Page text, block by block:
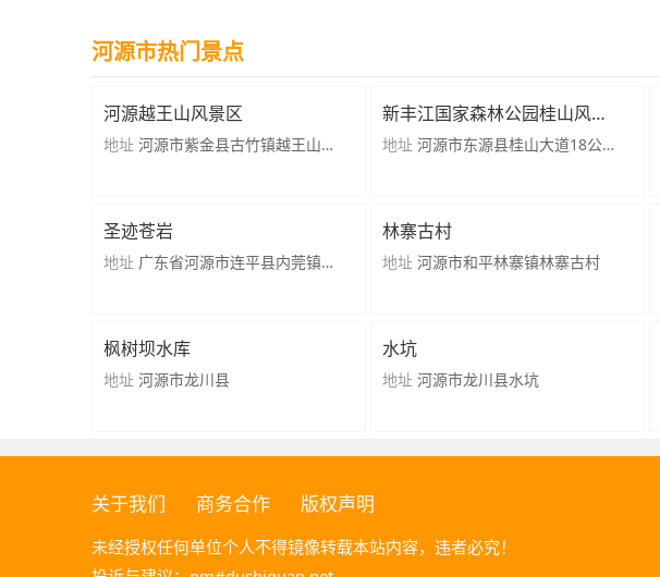
河源市热门景点
河源越王山风景区
地址 河源市紫金县古竹镇越王山风
新丰江国家森林公园桂山风景
区
地址河源市东源县桂山大道18公里
圣迹苍岩
地址 广东省河源市连平县内莞镇小
林寨古村
地址河源市和平林寨镇林寨古村
枫树坝水库
地址 河源市龙川县
水坑
地址河源市龙川县水坑
关于我们 商务合作 版权声明
未经授权任何单位个人不得镜像转载本站内容，违者必究！